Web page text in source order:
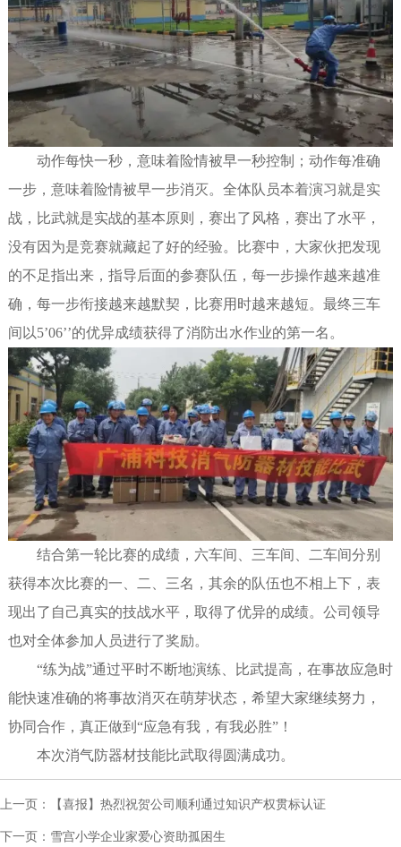
动作每快一秒，意味着险情被早一秒控制；动作每准确
一步，意味着险情被早一步消灭。全体队员本着演习就是实
战，比武就是实战的基本原则，赛出了风格，赛出了水平，
没有因为是竞赛就藏起了好的经验。比赛中，大家伙把发现
的不足指出来，指导后面的参赛队伍，每一步操作越来越准
确，每一步衔接越来越默契，比赛用时越来越短。最终三车
间以5’06’’的优异成绩获得了消防出水作业的第一名。
结合第一轮比赛的成绩，六车间、三车间、二车间分别
获得本次比赛的一、二、三名，其余的队伍也不相上下，表
现出了自己真实的技战水平，取得了优异的成绩。公司领导
也对全体参加人员进行了奖励。
“练为战”通过平时不断地演练、比武提高，在事故应急时
能快速准确的将事故消灭在萌芽状态，希望大家继续努力，
协同合作，真正做到“应急有我，有我必胜”！
本次消气防器材技能比武取得圆满成功。
上一页： 【喜报】热烈祝贺公司顺利通过知识产权贯标认证
下一页： 雪宫小学企业家爱心资助孤困生